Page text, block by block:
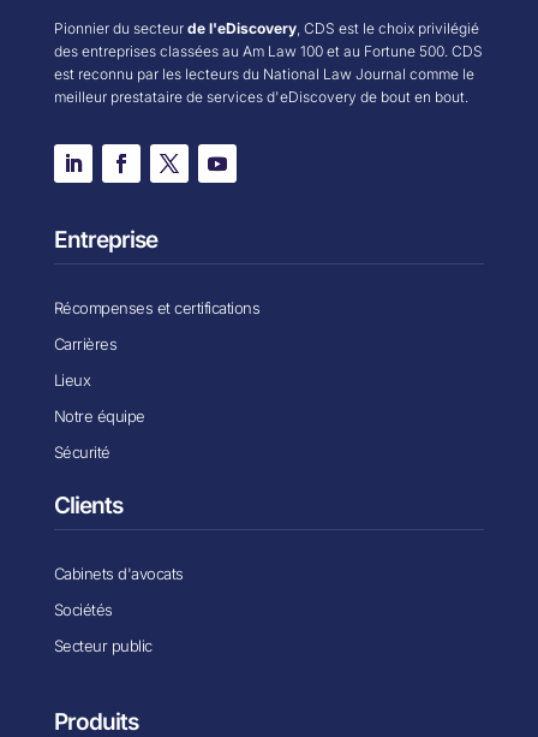
Pionnier du secteur de l'eDiscovery, CDS est le choix privilégié
des entreprises classées au Am Law 100 et au Fortune 500. CDS
est reconnu par les lecteurs du National Law Journal comme le
meilleur prestataire de services d'eDiscovery de bout en bout.
Entreprise
Récompenses et certifications
Carrières
Lieux
Notre équipe
Sécurité
Clients
Cabinets d'avocats
Sociétés
Secteur public
Produits